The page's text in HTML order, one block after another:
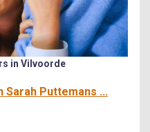
in Vilvoorde
Puttemans ...